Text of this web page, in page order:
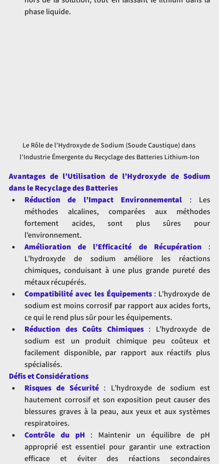
phase liquide.
Le Rôle de l’Hydroxyde de Sodium (Soude Caustique) dans
l’Industrie Émergente du Recyclage des Batteries Lithium-Ion
Avantages de l’Utilisation de l’Hydroxyde de Sodium
dans le Recyclage des Batteries
Réduction de l’Impact Environnemental : Les
méthodes alcalines, comparées aux méthodes
fortement acides, sont plus sûres pour
l’environnement.
Amélioration de l’Efficacité de Récupération :
L’hydroxyde de sodium améliore les réactions
chimiques, conduisant à une plus grande pureté des
métaux récupérés.
Compatibilité avec les Équipements : L’hydroxyde de
sodium est moins corrosif par rapport aux acides forts,
ce qui le rend plus sûr pour les équipements.
Réduction des Coûts Chimiques : L’hydroxyde de
sodium est un produit chimique peu coûteux et
facilement disponible, par rapport aux réactifs plus
spécialisés.
Défis et Considérations
Risques de Sécurité : L’hydroxyde de sodium est
hautement corrosif et son exposition peut causer des
blessures graves à la peau, aux yeux et aux systèmes
respiratoires.
Contrôle du pH : Maintenir un équilibre de pH
approprié est essentiel pour garantir une extraction
efficace et éviter des réactions secondaires